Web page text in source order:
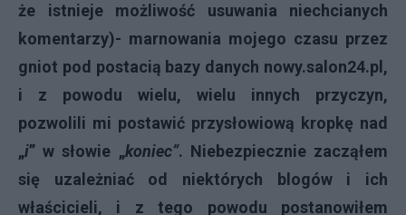
że istnieje możliwość usuwania niechcianych
komentarzy)- marnowania mojego czasu przez
gniot pod postacią bazy danych nowy.salon24.pl,
i z powodu wielu, wielu innych przyczyn,
pozwolili mi postawić przysłowiową kropkę nad
„i” w słowie „koniec”. Niebezpiecznie zacząłem
się uzależniać od niektórych blogów i ich
właścicieli, i z tego powodu postanowiłem